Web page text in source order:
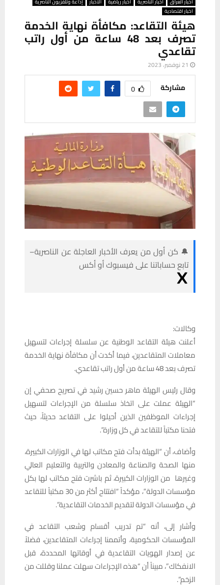
اخبار اقتصادية
هيئة التقاعد: مكافأة نهاية الخدمة
تصرف بعد 48 ساعة من أول راتب
تقاعدي
21 نوفمبر، 2023
مشاركة 0
🔔 كن أول من يعرف الأخبار العاجلة عن الناصرية–
تابع حساباتنا على فيسبوك أو أكس
وكالات:
أعلنت هيئة التقاعد الوطنية عن سلسلة إجراءات لتسهيل
معاملات المتقاعدين، فيما أكدت أن مكافأة نهاية الخدمة
تصرف بعد 48 ساعة من أول راتب تقاعدي.
وقال رئيس الهيئة ماهر حسين رشيد في تصريح صحفي إن
“الهيئة عملت على اتخاذ سلسلة من الإجراءات لتسهيل
إجراءات الموظفين الذين أحيلوا على التقاعد حديثاً، حيث
فتحنا مكتباً للتقاعد في كل وزارة”.
وأضاف، أن “الهيئة بدأت فتح مكاتب لها في الوزارات الكبيرة،
منها الصحة والصناعة والمعادن والتربية والتعليم العالي
وغيرها من الوزارات الكبيرة، ثم باشرت فتح مكاتب لها بكل
مؤسسات الدولة”، مؤكداً “افتتاح أكثر من 30 مكتباً للتقاعد
في مؤسسات الدولة لتقديم الخدمات التقاعدية”.
وأشار إلى، أنه “تم تدريب أقسام وشعب التقاعد في
المؤسسات الحكومية، وأتممنا إجراءات المتقاعدين، فضلاً
عن إصدار الهويات التقاعدية في أوقاتها المحددة، قبل
الانفكاك”، مبيناً أن “هذه الإجراءات سهلت عملنا وقللت من
الزخم”.